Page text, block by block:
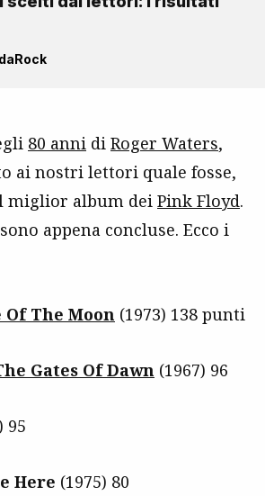
80 anni di Roger Waters,
ai nostri lettori quale fosse,
miglior album dei Pink Floyd.
appena concluse. Ecco i
The Moon (1973) 138 punti
Gates Of Dawn (1967) 96
95
Here (1975) 80